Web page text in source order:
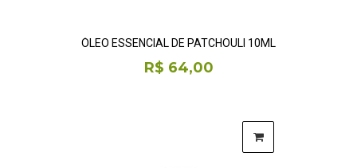
ÓLEO ESSENCIAL DE PATCHOULI 10ML
R$ 64,00